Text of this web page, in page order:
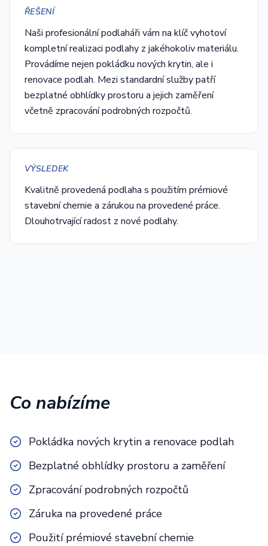
ŘEŠENÍ
Naši profesionální podlaháři vám na klíč vyhotoví
kompletní realizaci podlahy z jakéhokoliv materiálu.
Provádíme nejen pokládku nových krytin, ale i
renovace podlah. Mezi standardní služby patří
bezplatné obhlídky prostoru a jejich zaměření
včetně zpracování podrobných rozpočtů.
VÝSLEDEK
Kvalitně provedená podlaha s použitím prémiové
stavební chemie a zárukou na provedené práce.
Dlouhotrvající radost z nové podlahy.
Co nabízíme
Pokládka nových krytin a renovace podlah
Bezplatné obhlídky prostoru a zaměření
Zpracování podrobných rozpočtů
Záruka na provedené práce
Použití prémiové stavební chemie